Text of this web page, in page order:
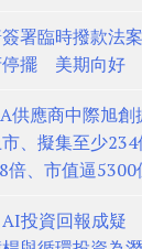
署臨時撥款法
停擺 美期向好
供應商中際旭創
、擬集至少
倍、市值逼5300
投資回報成疑